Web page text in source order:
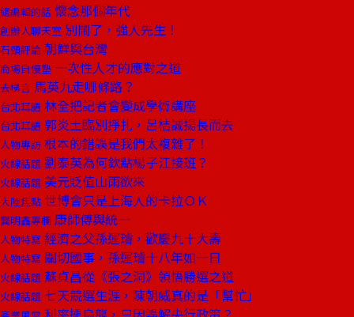
總編輯的話 懷念那個年代
創辦人聊天室 別鬧了，強人先生！
石頭評論 朝鮮與台灣
商場自慢塾 一次性人才的應對之道
去梯言 馬英九走哪條路？
台北耳語 林全把記者會變成學術講座
台北耳語 郭炎土臨別掙扎，呂桔誠揚長而去
人物專訪 根本的錯誤是我們太複雜了！
火線話題 劉泰英為何欽點楊子江接班？
火線話題 美元貶值山雨欲來
大陸焦點 世博會只是上海人的卡拉ＯＫ
龔明鑫專欄 康師傅與統一
人物特寫 經濟之父孫運璿，歡慶九十大壽
人物特寫 關切國事，孫運璿十八年如一日
火線話題 蘇貞昌從《張之洞》領悟勝選之道
火線話題 七天競選生涯，陳朝威真的是「幫忙」